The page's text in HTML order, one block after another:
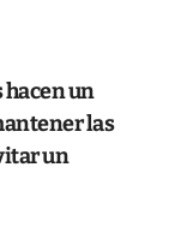
hacen un
las
un